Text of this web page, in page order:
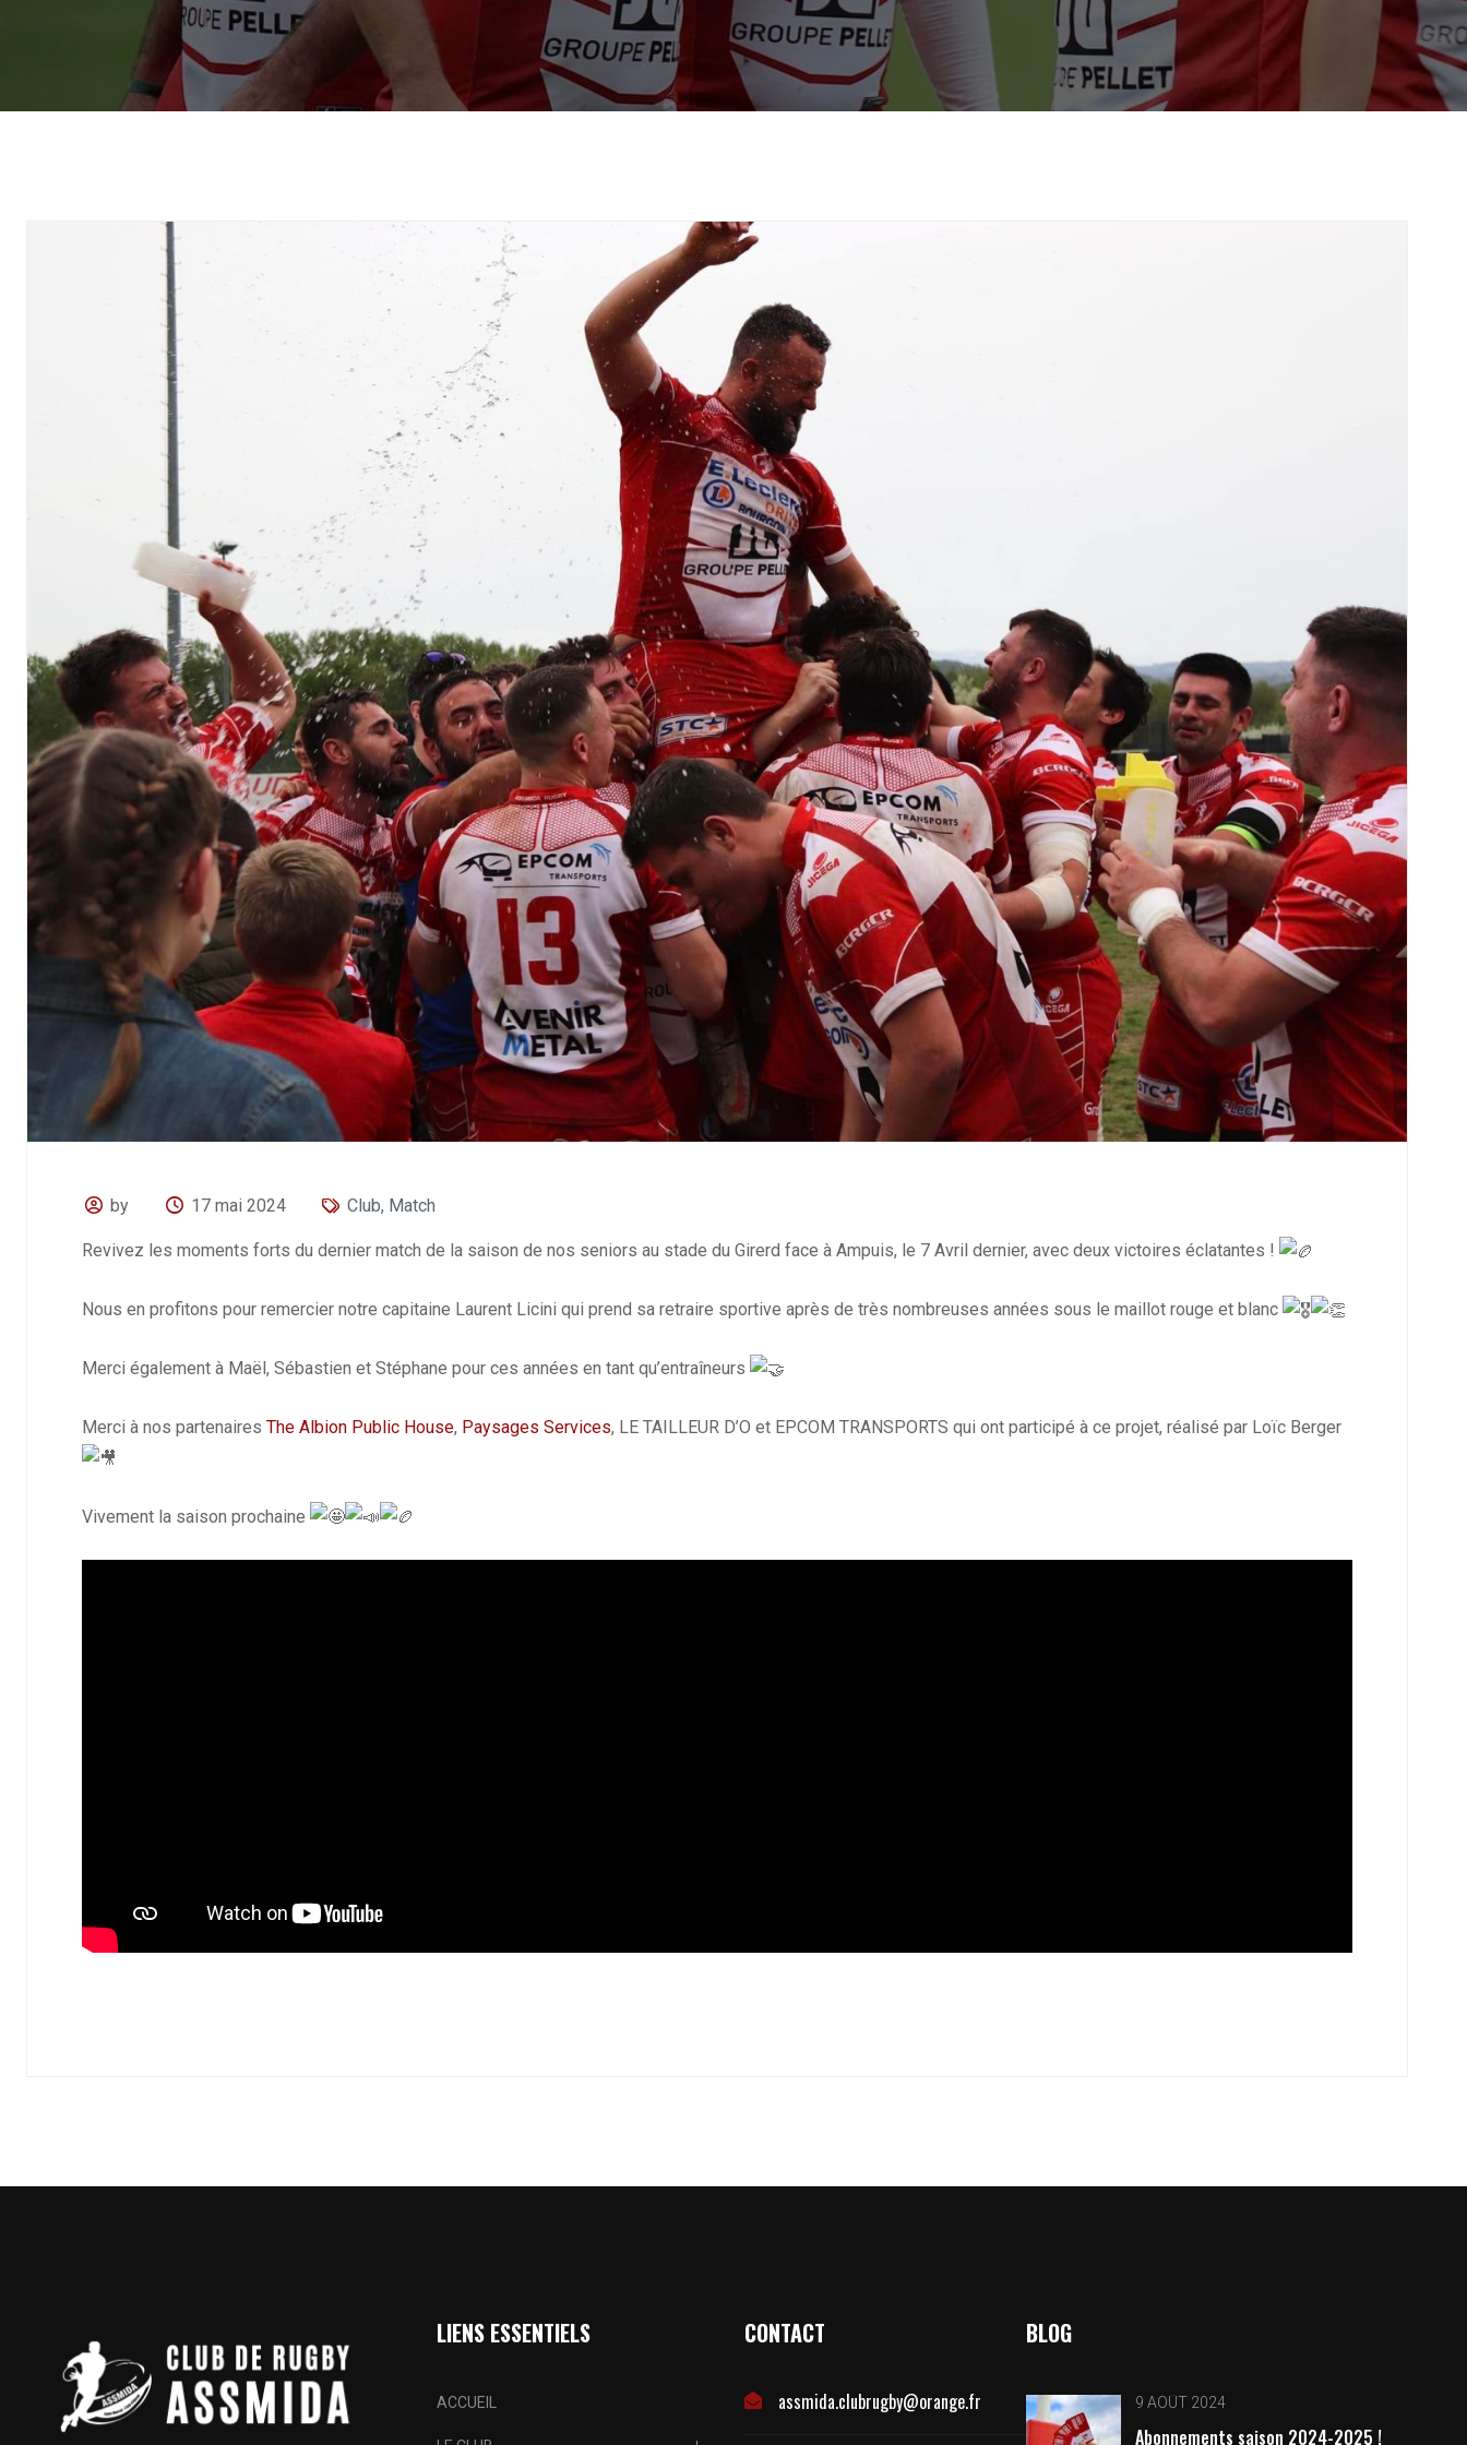
nous formons une alliance solide qui transcende le sport pour embrasser les
valeurs de camaraderie et d’excellence.
159
BÉNÉVOLES
490
JOUEURS
82
by 17 mai 2024 Club, Match
Revivez les moments forts du dernier match de la saison de nos seniors au stade du Girerd face à Ampuis, le 7 Avril dernier, avec deux victoires éclatantes !
Nous en profitons pour remercier notre capitaine Laurent Licini qui prend sa retraire sportive après de très nombreuses années sous le maillot rouge et blanc
Merci également à Maël, Sébastien et Stéphane pour ces années en tant qu’entraîneurs
Merci à nos partenaires The Albion Public House, Paysages Services, LE TAILLEUR D’O et EPCOM TRANSPORTS qui ont participé à ce projet, réalisé par Loïc Berger
Vivement la saison prochaine
LIENS ESSENTIELS
ACCUEIL
CONTACT
assmida.clubrugby@orange.fr
BLOG
9 AOÛT 2024
Abonnements saison 2024-2025 !